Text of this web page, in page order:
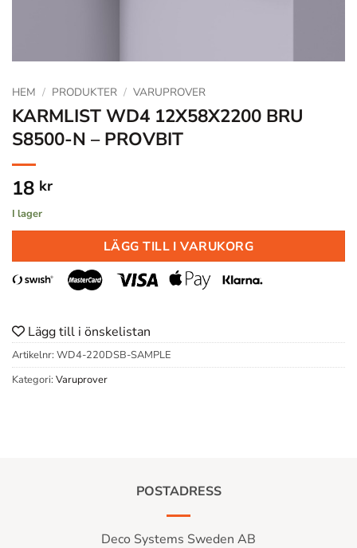
HEM / PRODUKTER / VARUPROVER
KARMLIST WD4 12X58X2200 BRU
S8500-N – PROVBIT
18 kr
I lager
LÄGG TILL I VARUKORG
Lägg till i önskelistan
Artikelnr: WD4-220DSB-SAMPLE
Kategori: Varuprover
POSTADRESS
Deco Systems Sweden AB